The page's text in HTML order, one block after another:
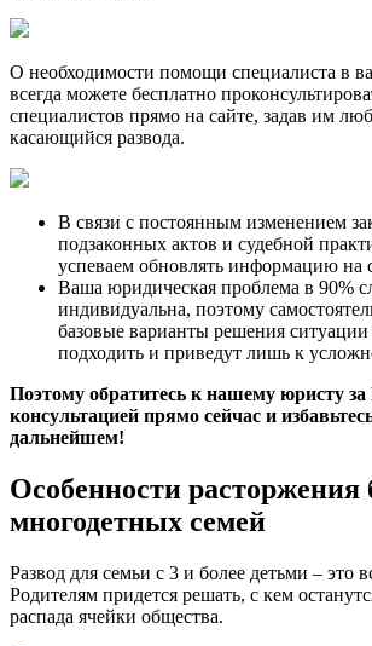
О необходимости помощи специалиста в
всегда можете бесплатно
специалистов прямо на сайте, задав им
касающийся развода.
В связи с постоянным изменением
подзаконных актов и судебной
успеваем обновлять информацию на
Ваша юридическая проблема в 90%
индивидуальна, поэтому
базовые варианты решения ситуации
подходить и приведут лишь к
Поэтому обратитесь к нашему
консультацией прямо сейчас и
дальнейшем!
Особенности расторжения
многодетных семей
Развод для семьи с 3 и более детьми – это
Родителям придется решать, с кем
распада ячейки общества.